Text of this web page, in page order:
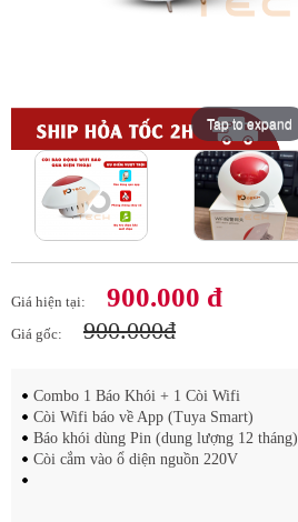
Tap to expand
Tap to expand
Tap to expand
Tap to expand
Giá hiện tại: 900.000 đ
Giá gốc: 900.000đ
Combo 1 Báo Khói + 1 Còi Wifi
Còi Wifi báo về App (Tuya Smart)
Báo khói dùng Pin (dung lượng 12 tháng)
Còi cắm vào ổ diện nguồn 220V